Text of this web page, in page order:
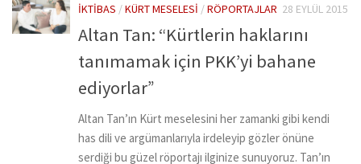
İKTIBAS /KÜRT MESELESI /RÖPORTAJLAR 28 EYLÜL 2015
Altan Tan: “Kürtlerin haklarını
tanımamak için PKK’yi bahane
ediyorlar”
Altan Tan’ın Kürt meselesini her zamanki gibi kendi
has dili ve argümanlarıyla irdeleyip gözler önüne
serdiği bu güzel röportajı ilginize sunuyoruz. Tan’ın